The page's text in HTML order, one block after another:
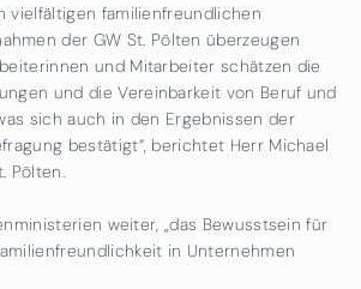
vielfältigen familienfreundlichen
der GW St. Pölten überzeugen
und Mitarbeiter schätzen die
und die Vereinbarkeit von Beruf und
sich auch in den Ergebnissen der
bestätigt“, berichtet Herr Michael
Pölten.
weiter, „das Bewusstsein für
in Unternehmen